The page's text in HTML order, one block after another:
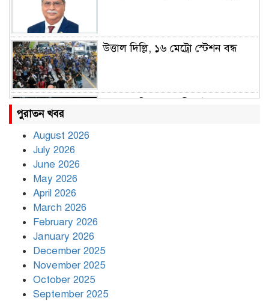
উত্তাল দিল্লি, ১৬ মেট্রো স্টেশন বন্ধ
বৃষ্টি থামার নাম নেই, পথে পথে
পুরাতন খবর
August 2026
July 2026
June 2026
May 2026
April 2026
March 2026
February 2026
January 2026
December 2025
November 2025
October 2025
September 2025